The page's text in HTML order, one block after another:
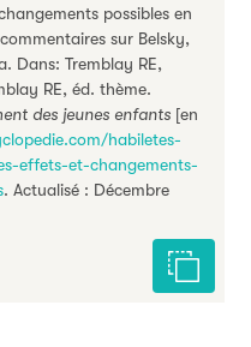
possibles en
sur Belsky,
Dans: Tremblay RE,
RE, éd. thème.
des jeunes enfants [en
habiletes-
effets-et-changements-
. Actualisé : Décembre
Citer